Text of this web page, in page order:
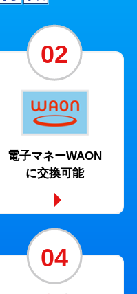
02
電子マネーWAON
に交換可能
04